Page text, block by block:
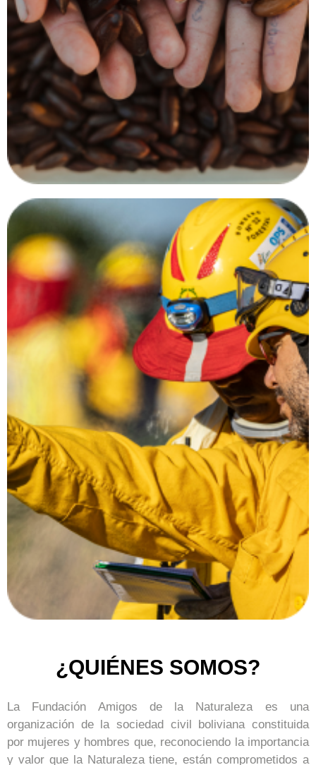
¿QUIÉNES SOMOS?
La Fundación Amigos de la Naturaleza es una
organización de la sociedad civil boliviana constituida
por mujeres y hombres que, reconociendo la importancia
y valor que la Naturaleza tiene, están comprometidos a